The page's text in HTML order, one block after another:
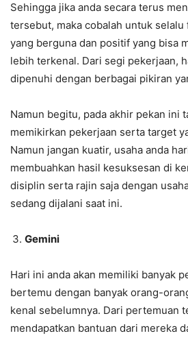
Sehingga jika anda secara terus
tersebut, maka cobalah untuk selalu
yang berguna dan positif yang bisa
lebih terkenal. Dari segi pekerjaan,
dipenuhi dengan berbagai pikiran
Namun begitu, pada akhir pekan ini
memikirkan pekerjaan serta target
Namun jangan kuatir, usaha anda
membuahkan hasil kesuksesan di
disiplin serta rajin saja dengan
sedang dijalani saat ini.
Gemini
Hari ini anda akan memiliki banyak
bertemu dengan banyak orang-
kenal sebelumnya. Dari pertemuan
mendapatkan bantuan dari mereka